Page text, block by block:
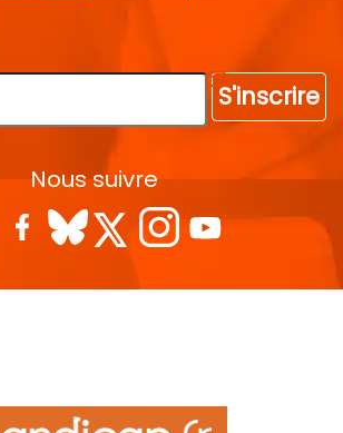
S'inscrire
Nous suivre